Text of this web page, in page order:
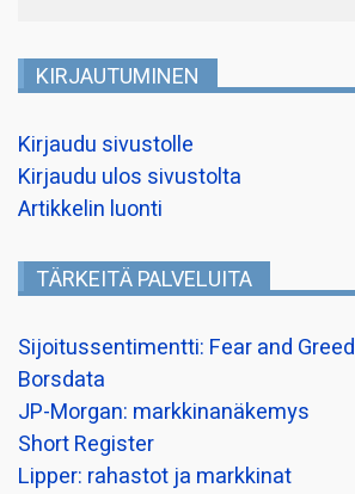
KIRJAUTUMINEN
Kirjaudu sivustolle
Kirjaudu ulos sivustolta
Artikkelin luonti
TÄRKEITÄ PALVELUITA
Sijoitussentimentti: Fear and Greed
Borsdata
JP-Morgan: markkinanäkemys
Short Register
Lipper: rahastot ja markkinat